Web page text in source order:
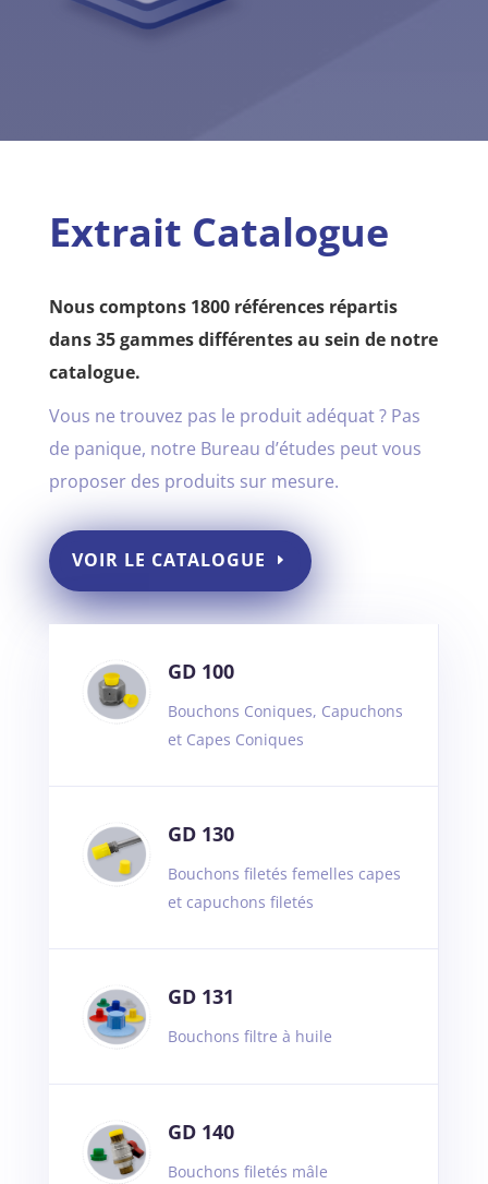
Extrait Catalogue
Nous comptons 1800 références répartis
dans 35 gammes différentes au sein de notre
catalogue.
Vous ne trouvez pas le produit adéquat ? Pas
de panique, notre Bureau d’études peut vous
proposer des produits sur mesure.
VOIR LE CATALOGUE
GD 100
Bouchons Coniques, Capuchons
et Capes Coniques
GD 130
Bouchons filetés femelles capes
et capuchons filetés
GD 131
Bouchons filtre à huile
GD 140
Bouchons filetés mâle